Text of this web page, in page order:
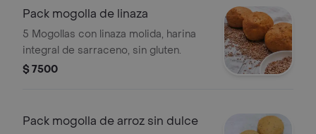
Pack mogolla de linaza
5 Mogollas con linaza molida, harina
integral de sarraceno, sin gluten.
$ 7500
Pack mogolla de arroz sin dulce